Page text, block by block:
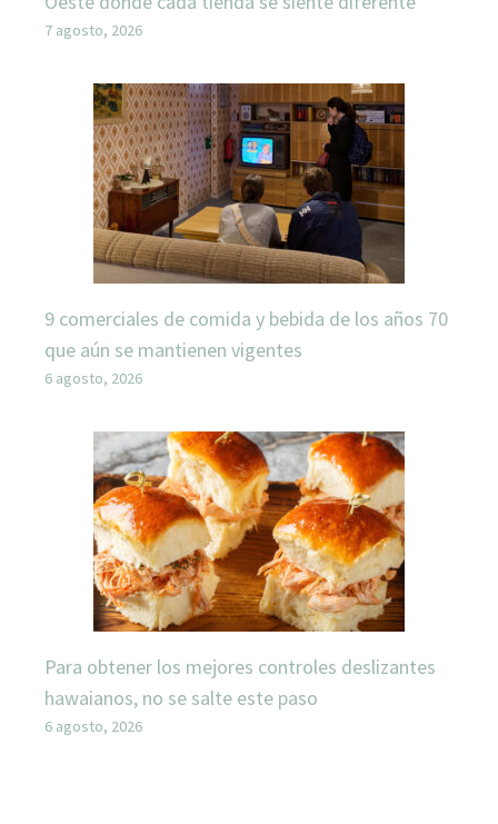
7 agosto, 2026
9 comerciales de comida y bebida de los años 70
que aún se mantienen vigentes
6 agosto, 2026
Para obtener los mejores controles deslizantes
hawaianos, no se salte este paso
6 agosto, 2026